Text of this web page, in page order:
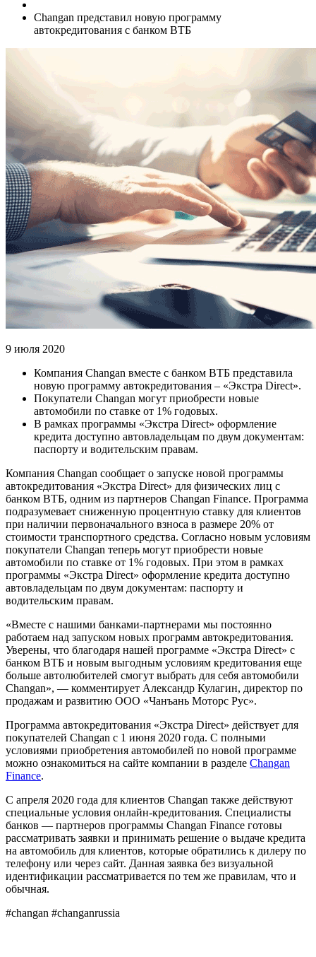
Changan представил новую программу
автокредитования с банком ВТБ
9 июля 2020
Компания Changan вместе с банком ВТБ представила
новую программу автокредитования – «Экстра Direct».
Покупатели Changan могут приобрести новые
автомобили по ставке от 1% годовых.
В рамках программы «Экстра Direct» оформление
кредита доступно автовладельцам по двум документам:
паспорту и водительским правам.
Компания Changan сообщает о запуске новой программы
автокредитования «Экстра Direct» для физических лиц с
банком ВТБ, одним из партнеров Changan Finance. Программа
подразумевает сниженную процентную ставку для клиентов
при наличии первоначального взноса в размере 20% от
стоимости транспортного средства. Согласно новым условиям
покупатели Changan теперь могут приобрести новые
автомобили по ставке от 1% годовых. При этом в рамках
программы «Экстра Direct» оформление кредита доступно
автовладельцам по двум документам: паспорту и
водительским правам.
«Вместе с нашими банками-партнерами мы постоянно
работаем над запуском новых программ автокредитования.
Уверены, что благодаря нашей программе «Экстра Direct» с
банком ВТБ и новым выгодным условиям кредитования еще
больше автолюбителей смогут выбрать для себя автомобили
Changan», — комментирует Александр Кулагин, директор по
продажам и развитию ООО «Чанъань Моторс Рус».
Программа автокредитования «Экстра Direct» действует для
покупателей Changan с 1 июня 2020 года. С полными
условиями приобретения автомобилей по новой программе
можно ознакомиться на сайте компании в разделе Changan
Finance.
С апреля 2020 года для клиентов Changan также действуют
специальные условия онлайн-кредитования. Специалисты
банков — партнеров программы Changan Finance готовы
рассматривать заявки и принимать решение о выдаче кредита
на автомобиль для клиентов, которые обратились к дилеру по
телефону или через сайт. Данная заявка без визуальной
идентификации рассматривается по тем же правилам, что и
обычная.
#changan #changanrussia